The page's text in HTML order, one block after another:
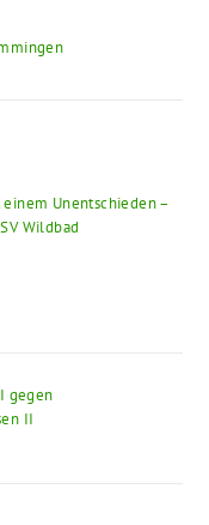
Unentschieden –
Wildbad
gegen
II